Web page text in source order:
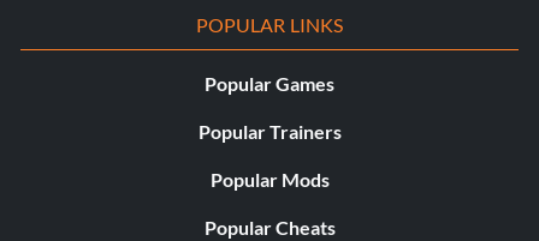
POPULAR LINKS
Popular Games
Popular Trainers
Popular Mods
Popular Cheats